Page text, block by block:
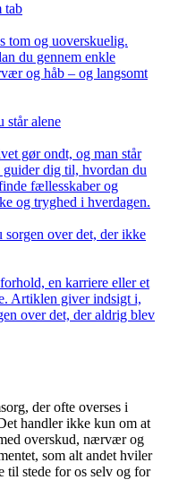
tab
tom og uoverskuelig.
du gennem enkle
og håb – og langsomt
står alene
gør ondt, og man står
dig til, hvordan du
fællesskaber og
og tryghed i hverdagen.
sorgen over det, der ikke
en karriere eller et
Artiklen giver indsigt i,
over det, der aldrig blev
der ofte overses i
handler ikke kun om at
overskud, nærvær og
som alt andet hviler
til stede for os selv og for